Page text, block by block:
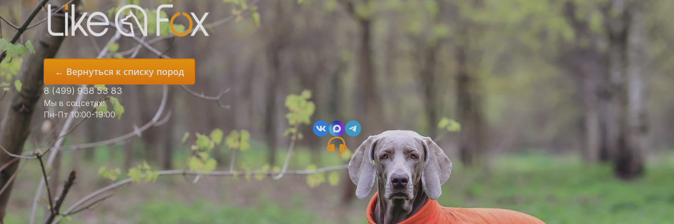
← Вернуться к списку пород
8 (499) 938 53 83
Мы в соцсетях:
Пн-Пт 10:00-19:00